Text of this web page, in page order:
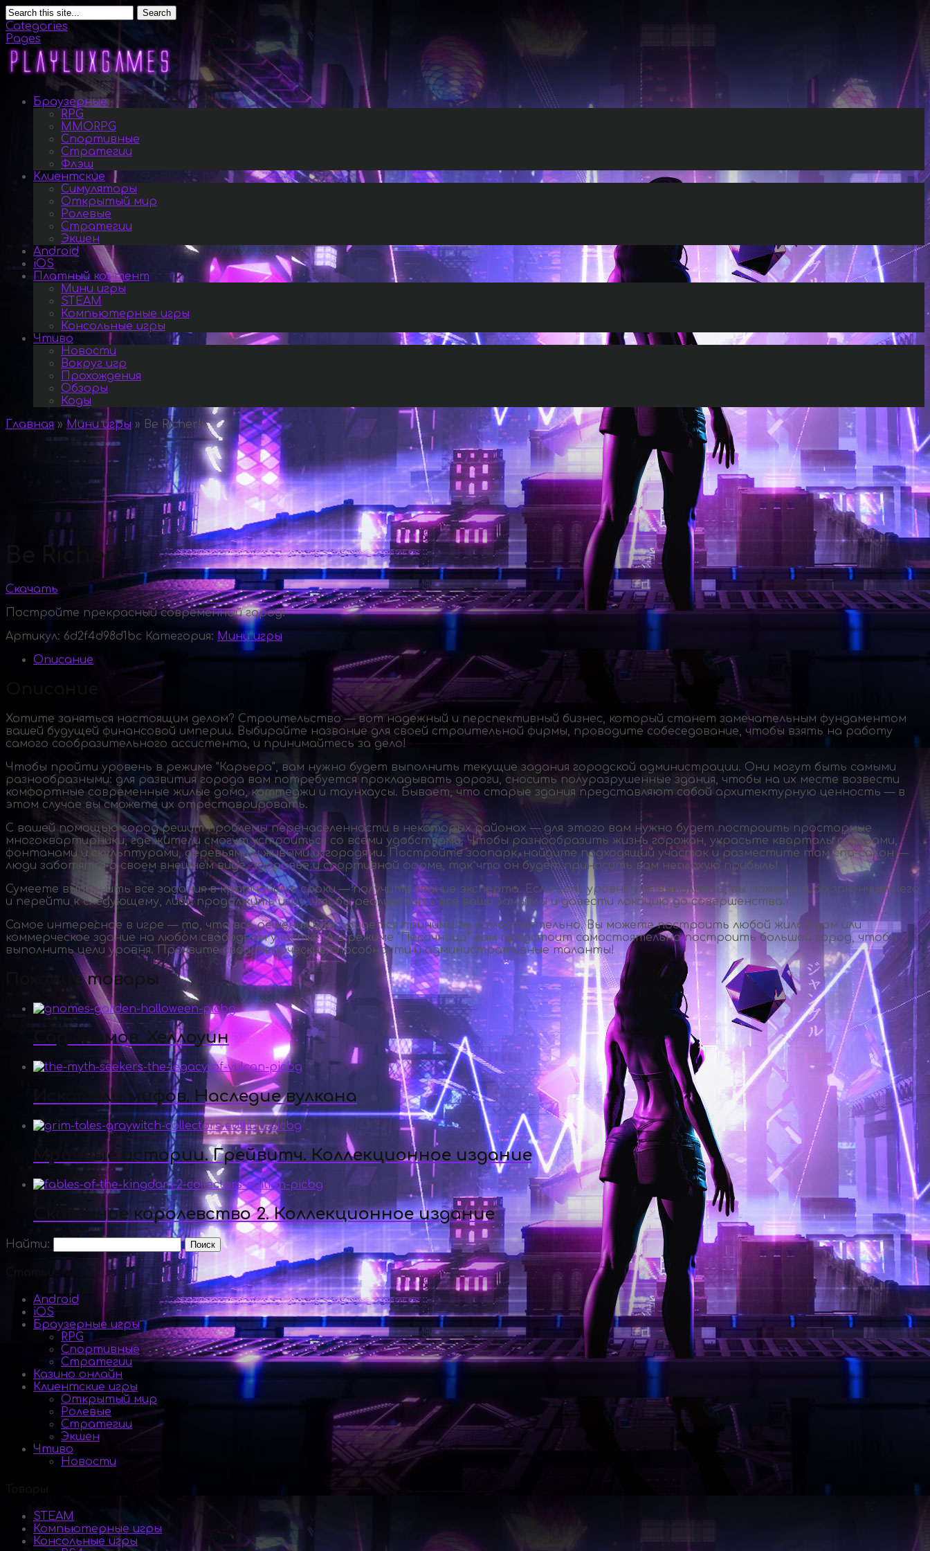
Search
Categories
Pages
Браузерные
RPG
MMORPG
Спортивные
Стратегии
Флэш
Клиентские
Симуляторы
Открытый мир
Ролевые
Стратегии
Экшен
Android
iOS
Платный контент
Мини игры
STEAM
Компьютерные игры
Консольные игры
Чтиво
Новости
Вокруг игр
Прохождения
Обзоры
Коды
Главная » Мини игры » Be Richer!»
Be Richer!
Скачать
Постройте прекрасный современный город!
Артикул: 6d2f4d98d1bc Категория: Мини игры
Описание
Хотите заняться настоящим делом? Строительство — вот надежный и перспективный бизнес, который станет замечательным фундаментом
вашей будущей финансовой империи. Выбирайте название для своей строительной фирмы, проводите собеседование, чтобы взять на работу
самого сообразительного ассистента, и принимайтесь за дело!
Чтобы пройти уровень в режиме "Карьера", вам нужно будет выполнить текущие задания городской администрации. Они могут быть самыми
разнообразными: для развития города вам потребуется прокладывать дороги, сносить полуразрушенные здания, чтобы на их месте возвести
комфортные современные жилые дома, коттеджи и таунхаусы. Бывает, что старые здания представляют собой архитектурную ценность — в
этом случае вы сможете их отреставрировать.
С вашей помощью город решит проблемы перенаселенности в некоторых районах — для этого вам нужно будет построить просторные
многоквартирники, где жители смогут устроиться со всеми удобствами. Чтобы разнообразить жизнь горожан, украсьте кварталы скверами,
фонтанами и скульптурами, деревьями и живыми изгородями. Постройте зоопарк, найдите подходящий участок и разместите тамспа-салон —
люди заботятся о своем внешнем виде, здоровье и спортивной форме, так что он будет приносить вам неплохую прибыль!
Сумеете выполнить все задания в кратчайшие сроки — получите звание эксперта. Если цели уровня уже выполнены, вы можете либо закончить его
и перейти к следующему, либо продолжить игру, чтобы реализовать все ваши замыслы и довести локацию до совершенства.
Самое интересное в игре — то, что все решения вам придется принимать самостоятельно. Вы можете построить любой жилой дом или
коммерческое здание на любом свободном участке. А в режиме "Песочница" вам предстоит самостоятельно построить большой город, чтобы
выполнить цели уровня. Проявите свои творческие способности и административные таланты!
Похожие товары
Сад гномов. Хеллоуин
Искатели мифов. Наследие вулкана
Мрачные истории. Грейвитч. Коллекционное издание
Сказочное королевство 2. Коллекционное издание
Найти:
Android
iOS
Браузерные игры
RPG
Спортивные
Стратегии
Казино онлайн
Клиентские игры
Открытый мир
Ролевые
Стратегии
Экшен
Чтиво
Новости
STEAM
Компьютерные игры
Консольные игры